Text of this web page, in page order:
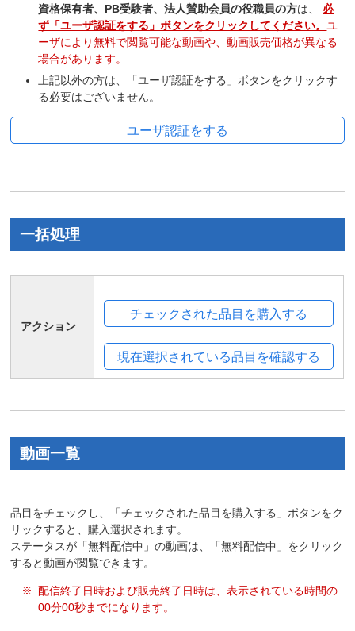
資格保有者、PB受験者、法人賛助会員の役職員の方は、 必
ず「ユーザ認証をする」ボタンをクリックしてください。ユ
ーザにより無料で閲覧可能な動画や、動画販売価格が異なる
場合があります。
上記以外の方は、「ユーザ認証をする」ボタンをクリックす
る必要はございません。
一括処理
アクション
動画一覧
品目をチェックし、「チェックされた品目を購入する」ボタンをク
リックすると、購入選択されます。
ステータスが「無料配信中」の動画は、「無料配信中」をクリック
すると動画が閲覧できます。
※ 配信終了日時および販売終了日時は、表示されている時間の
00分00秒までになります。